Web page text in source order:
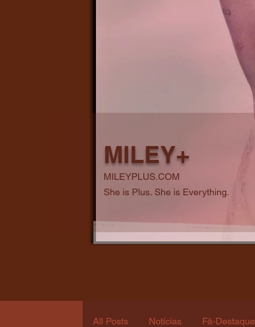
All Posts Notícias Fã-Destaque
MILEY+
MILEYPLUS.COM
She is Plus. She is Everything.